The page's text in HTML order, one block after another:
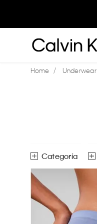
Underwear
Bodies
Bóxers